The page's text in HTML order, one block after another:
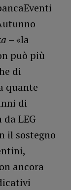
– «la
può più
di
quante
di
LEG
il sostegno
ancora